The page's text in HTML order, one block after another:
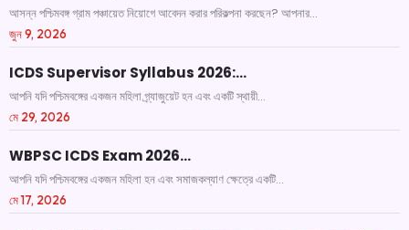
আসন্ন পশ্চিমবঙ্গ গ্রাম পঞ্চায়েত নিয়োগে আবেদন করার পরিকল্পনা করছেন? আপনার...
জুন 9, 2026
ICDS Supervisor Syllabus 2026:…
আপনি যদি পশ্চিমবঙ্গের একজন মহিলা গ্র্যাজুয়েট হন এবং একটি স্থায়ী...
মে 29, 2026
WBPSC ICDS Exam 2026…
আপনি যদি পশ্চিমবঙ্গের একজন মহিলা হন এবং সমাজকল্যাণ ক্ষেত্রে একটি...
মে 17, 2026